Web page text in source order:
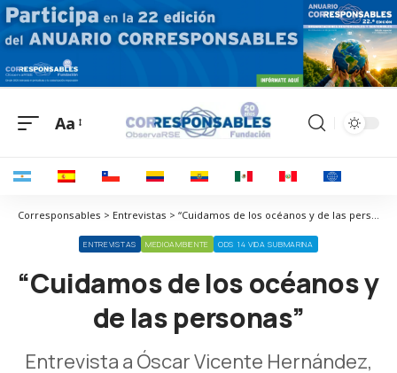
Aa
Corresponsables > Entrevistas > “Cuidamos de los océanos y de las personas”
ENTREVISTAS MEDIOAMBIENTE ODS 14 VIDA SUBMARINA
“Cuidamos de los océanos y
de las personas”
Entrevista a Óscar Vicente Hernández,